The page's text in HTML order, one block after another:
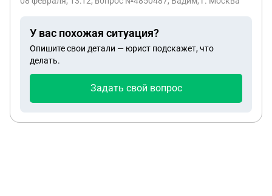
У вас похожая ситуация?
Опишите свои детали — юрист подскажет, что
делать.
Задать свой вопрос